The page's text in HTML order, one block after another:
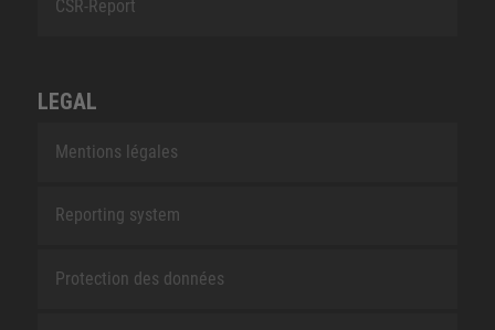
CSR-Report
LEGAL
Mentions légales
Reporting system
Protection des données